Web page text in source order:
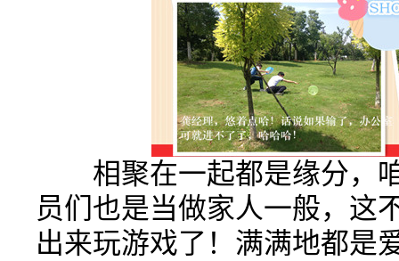
相聚在一起都是缘分，
员们也是当做家人一般，这
出来玩游戏了！满满地都是